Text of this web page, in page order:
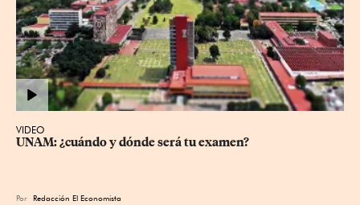
VIDEO
UNAM: ¿cuándo y dónde será tu examen?
Por Redacción El Economista